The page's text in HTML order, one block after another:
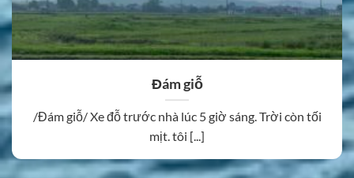
Đám giỗ
/Đám giỗ/ Xe đỗ trước nhà lúc 5 giờ sáng. Trời còn tối
mịt. tôi [...]